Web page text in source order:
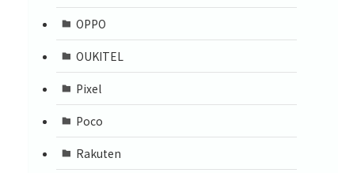
OPPO
OUKITEL
Pixel
Poco
Rakuten